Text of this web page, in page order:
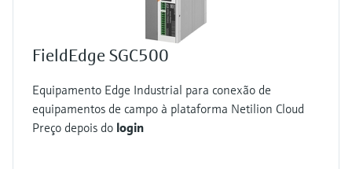
FieldEdge SGC500
Equipamento Edge Industrial para conexão de
equipamentos de campo à plataforma Netilion Cloud
Preço depois do login